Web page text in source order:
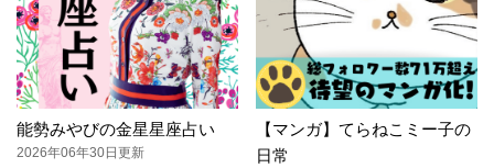
能勢みやびの金星星座占い
2026年06年30日更新
【マンガ】てらねこミー子の
日常